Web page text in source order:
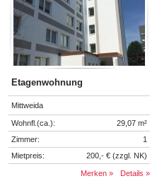
Etagenwohnung
Mittweida
Wohnfl.(ca.):
29,07 m²
Zimmer:
1
Mietpreis: 200,- € (zzgl. NK)
Merken » Details »